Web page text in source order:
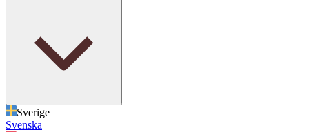
Sverige
Svenska